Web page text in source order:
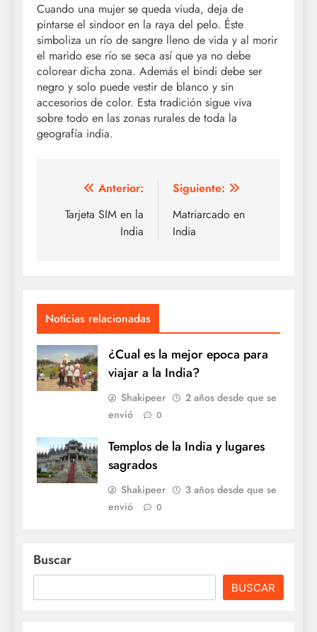
Cuando una mujer se queda viuda, deja de
pintarse el sindoor en la raya del pelo. Éste
simboliza un río de sangre lleno de vida y al morir
el marido ese río se seca así que ya no debe
colorear dicha zona. Además el bindi debe ser
negro y solo puede vestir de blanco y sin
accesorios de color. Esta tradición sigue viva
sobre todo en las zonas rurales de toda la
geografía india.
Navegación
de
Anterior:
Tarjeta SIM en la
India
Siguiente:
Matriarcado en
India
Noticias relacionadas
¿Cual es la mejor epoca para
viajar a la India?
Shakipeer
2 años desde que se
envió
0
Templos de la India y lugares
sagrados
Shakipeer
3 años desde que se
envió
0
Buscar
BUSCAR